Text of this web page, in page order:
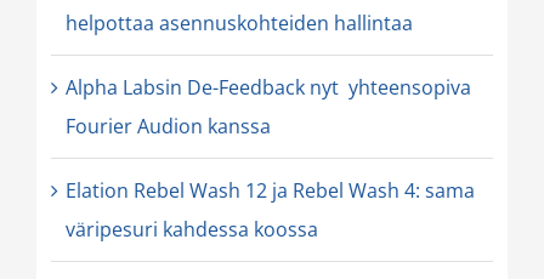
helpottaa asennuskohteiden hallintaa
Alpha Labsin De-Feedback nyt yhteensopiva
Fourier Audion kanssa
Elation Rebel Wash 12 ja Rebel Wash 4: sama
väripesuri kahdessa koossa